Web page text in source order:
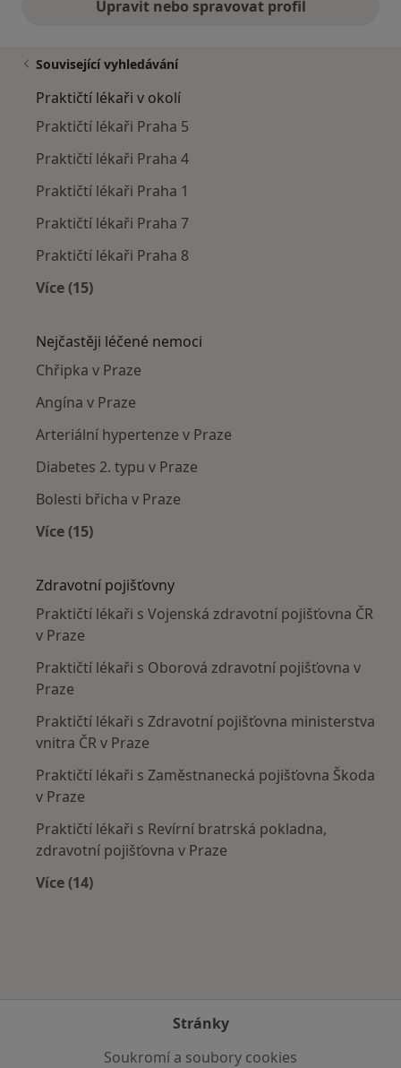
Upravit nebo spravovat profil
Související vyhledávání
Praktičtí lékaři v okolí
Praktičtí lékaři Praha 5
Praktičtí lékaři Praha 4
Praktičtí lékaři Praha 1
Praktičtí lékaři Praha 7
Praktičtí lékaři Praha 8
Více (15)
Nejčastěji léčené nemoci
Chřipka v Praze
Angína v Praze
Arteriální hypertenze v Praze
Diabetes 2. typu v Praze
Bolesti břicha v Praze
Více (15)
Zdravotní pojišťovny
Praktičtí lékaři s Vojenská zdravotní pojišťovna ČR
v Praze
Praktičtí lékaři s Oborová zdravotní pojišťovna v
Praze
Praktičtí lékaři s Zdravotní pojišťovna ministerstva
vnitra ČR v Praze
Praktičtí lékaři s Zaměstnanecká pojišťovna Škoda
v Praze
Praktičtí lékaři s Revírní bratrská pokladna,
zdravotní pojišťovna v Praze
Více (14)
Stránky
Soukromí a soubory cookies